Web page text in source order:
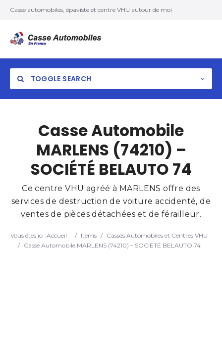
Casse automobiles, épaviste et centre VHU autour de moi
TOGGLE SEARCH
Search
Casse Automobile
MARLENS (74210) –
SOCIÉTÉ BELAUTO 74
Ce centre VHU agréé à MARLENS offre des
services de destruction de voiture accidenté, de
ventes de pièces détachées et de férailleur.
Vous êtes ici :Accueil / Items / Casses Automobiles et Centres VHU
/
Casse Automobile MARLENS (74210) – SOCIÉTÉ BELAUTO 74